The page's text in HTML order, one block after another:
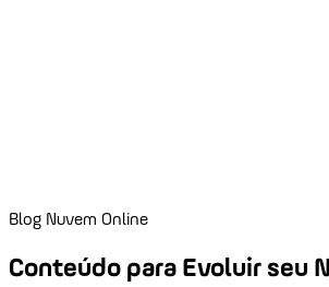
Blog Nuvem Online
Conteúdo para Evoluir seu